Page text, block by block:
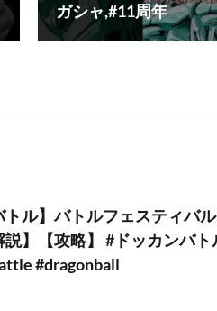
ガシャ,#11周年
トル】バトルフェスティバ
】【攻略】 #ドッカンバ
#dragonball